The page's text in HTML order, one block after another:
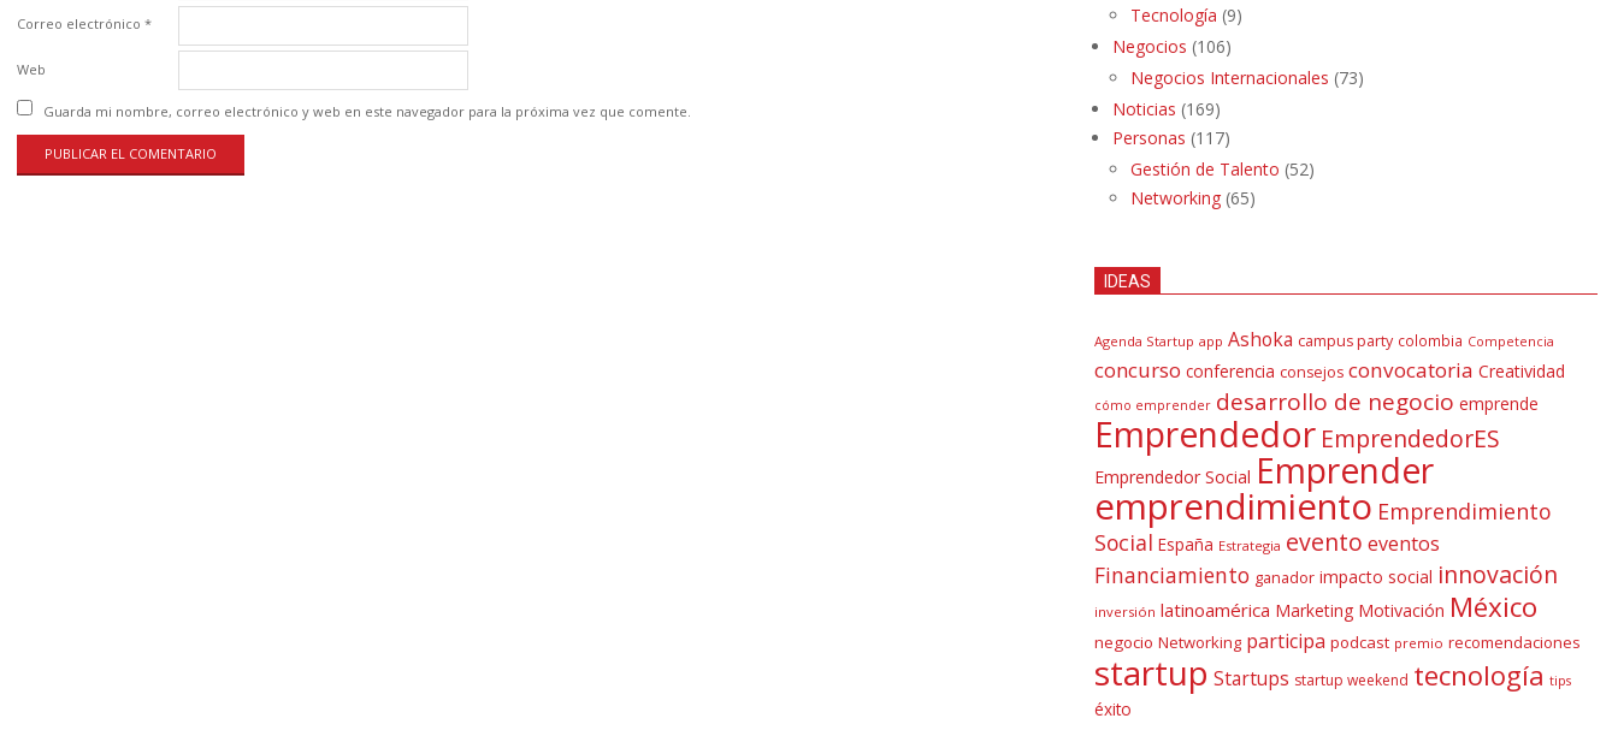
Correo electrónico *
Web
Guarda mi nombre, correo electrónico y web en este navegador para la próxima vez que comente.
Tecnología (9)
Negocios (106)
Negocios Internacionales (73)
Noticias (169)
Personas (117)
Gestión de Talento (52)
Networking (65)
IDEAS
Agenda Startup app Ashoka campus party colombia Competencia
concurso conferencia consejos convocatoria Creatividad
cómo emprender desarrollo de negocio emprende
Emprendedor EmprendedorES
Emprendedor Social Emprender
emprendimiento Emprendimiento
Social España Estrategia evento eventos
Financiamiento ganador impacto social innovación
inversión latinoamérica Marketing Motivación México
negocio Networking participa podcast premio recomendaciones
startup Startups startup weekend tecnología tips
éxito